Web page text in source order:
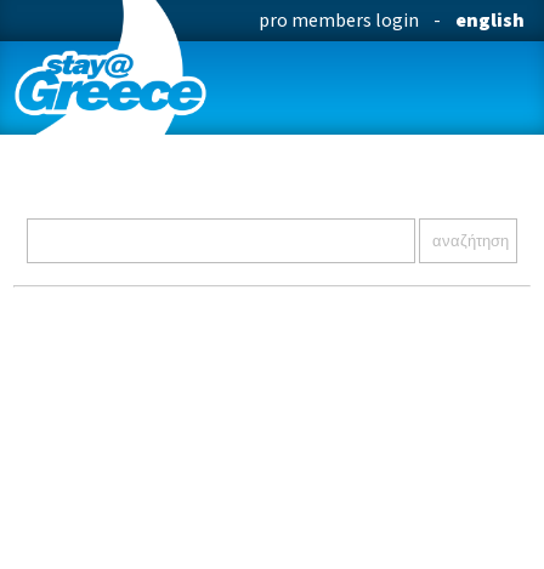
pro members login - english